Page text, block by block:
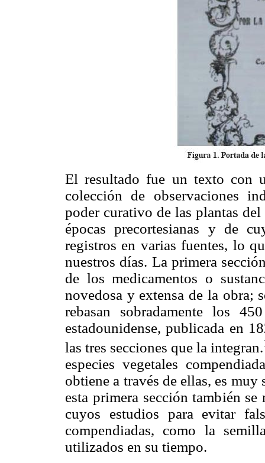
El resultado fue un texto con
colección de observaciones
poder curativo de las plantas
épocas precortesianas y de
registros en varias fuentes, lo
nuestros días. La primera
de los medicamentos o
novedosa y extensa de la obra;
rebasan sobradamente los
estadounidense, publicada en
las tres secciones que la integran.
especies vegetales
obtiene a través de ellas, es
esta primera sección también
cuyos estudios para evitar
compendiadas, como la
utilizados en su tiempo.